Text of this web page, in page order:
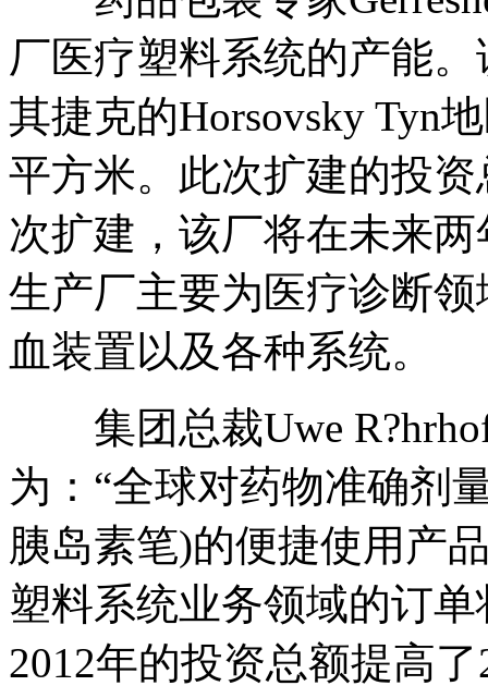
厂医疗塑料系统的产能
其捷克的Horsovsky Tyn
平方米。此次扩建的投
次扩建，该厂将在未来
生产厂主要为医疗诊断
血装置以及各种系统。
集团总裁Uwe
为：“全球对药物准确剂
胰岛素笔)的便捷使用产
塑料系统业务领域的订单
2012年的投资总额提高